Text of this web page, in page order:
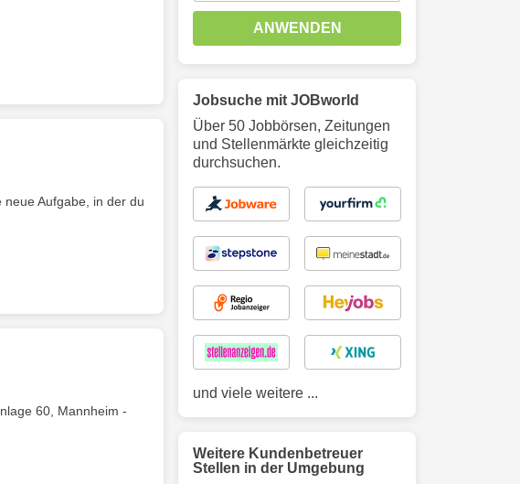
Aufgabe, in der du
60, Mannheim -
ANWENDEN
Jobsuche mit JOBworld
Über 50 Jobbörsen, Zeitungen
und Stellenmärkte gleichzeitig
durchsuchen.
und viele weitere ...
Weitere Kundenbetreuer
Stellen in der Umgebung